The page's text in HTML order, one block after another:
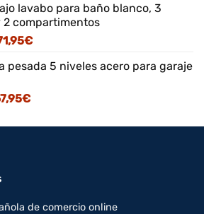
original
era:
125,95€.
actual
es:
lavabo para baño blanco, 3
2 compartimentos
€El
actual
pesada 5 niveles acero para garaje
€El
actual
de comercio online